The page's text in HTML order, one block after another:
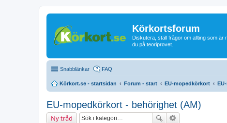
Körkortsforum
Diskutera, ställ frågor om allting som är
du på teoriprovet.
Snabblänkar FAQ
Körkort.se - startsidan Forum - start EU-mopedkörkort
EU-mopedkörkort - behörighet (AM)
Ny tråd